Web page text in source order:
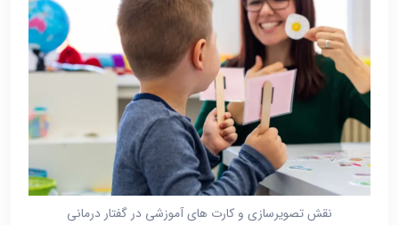
نقش تصویرسازی و کارت ‌های آموزشی در گفتار درمانی